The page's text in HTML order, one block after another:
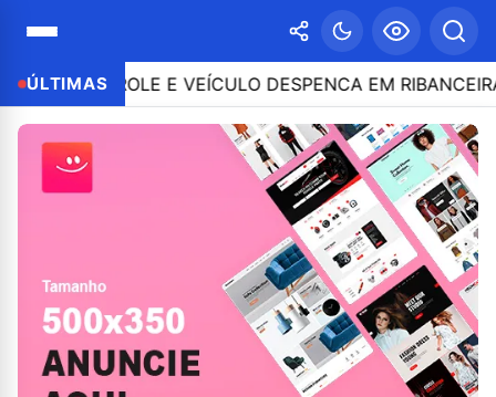
ÚLTIMASE VEÍCULO DESPENCA EM RIBANCEIRA